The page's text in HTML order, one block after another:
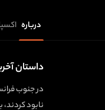
درباره
داستان
در جنوب
نابود